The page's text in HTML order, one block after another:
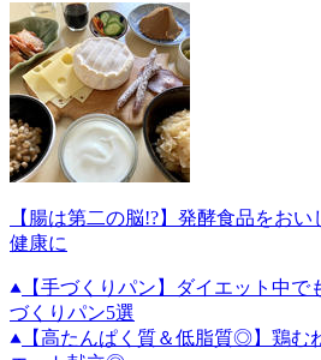
【腸は第二の脳!?】発酵食品をお
健康に
【手づくりパン】ダイエット中
づくりパン5選
【高たんぱく質＆低脂質◎】鶏む